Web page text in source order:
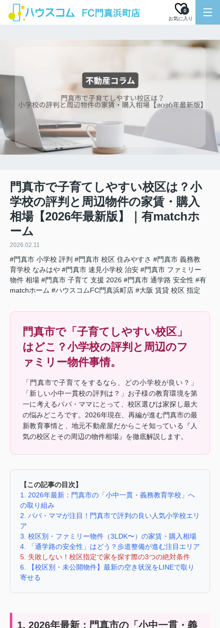
お気に入り
0
門真市で子育てしやすい校区は？小
学校の評判と周辺物件の家賃・購入
相場【2026年最新版】｜有matchホ
ーム
2026.02.11
#門真市 小学校 評判 #門真市 校区 住みやすさ #門真市 義務教
育学校 なみはや #門真市 速見小学校 治安 #門真市 ファミリー
物件 相場 #門真市 子育て 支援 2026 #門真市 通学路 安全性 #有
matchホーム #ハウスコムFC門真浜町店 #大阪 賃貸 校区 指定
門真市で「子育てしやすい校区」
はどこ？小学校の評判と周辺のフ
ァミリー物件事情。
「門真市で子育てをするなら、どの小学校が良い？」
「新しい小中一貫校の評判は？」お子様の教育環境を第
一に考えるパパ・ママにとって、校区選びは家探し最大
の悩みどころです。2026年現在、再編が進む門真市の最
新教育事情と、地元不動産屋だからこそ知っている『人
気の校区とその周辺の物件相場』を徹底解説します。
【この記事の目次】
1. 2026年最新：門真市の「小中一貫・義務教育学校」へ
の取り組み
2. パパ・ママが注目！門真市で評判の良い人気小学校エリ
ア
3. 校区別・ファミリー物件（3LDK〜）の家賃・購入相場
4. 「通学路の安全性」はどう？歩道整備が進む注目エリア
5. 失敗しない！校区指定で家を探す際の3つの絶対条件
6. 【校区別・未公開物件】最新の空き状況をLINEで取り
寄せる
1. 2026年最新：門真市の「小中一貫・義